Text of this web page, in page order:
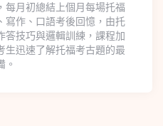
每月初總結上個月每場托福
寫作、口語考後回憶，由托
答技巧與邏輯訓練，課程加
生迅速了解托福考古題的最
。